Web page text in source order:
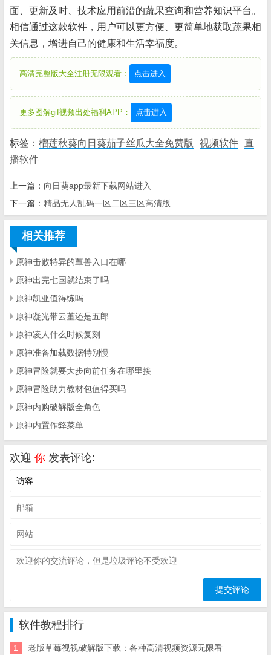
面、更新及时、技术应用前沿的蔬果查询和营养知识平台。
相信通过这款软件，用户可以更方便、更简单地获取蔬果相
关信息，增进自己的健康和生活幸福度。
高清完整版大全注册无限观看： 点击进入
更多图解gif视频出处福利APP： 点击进入
标签： 榴莲秋葵向日葵茄子丝瓜大全免费版 视频软件
直
播软件
上一篇： 向日葵app最新下载网站进入
下一篇： 精品无人乱码一区二区三区高清版
相关推荐
原神击败特异的蕈兽入口在哪
原神出完七国就结束了吗
原神凯亚值得练吗
原神凝光带云堇还是五郎
原神凌人什么时候复刻
原神准备加载数据特别慢
原神冒险就要大步向前任务在哪里接
原神冒险助力教材包值得买吗
原神内购破解版全角色
原神内置作弊菜单
欢迎 你 发表评论:
软件教程排行
1 老版草莓视视破解版下载：各种高清视频资源无限看